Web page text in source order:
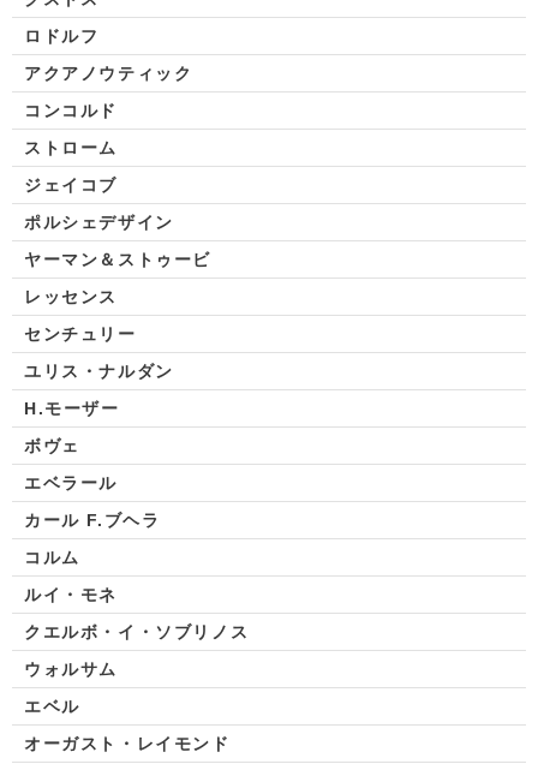
ロドルフ
アクアノウティック
コンコルド
ストローム
ジェイコブ
ポルシェデザイン
ヤーマン＆ストゥービ
レッセンス
センチュリー
ユリス・ナルダン
H.モーザー
ボヴェ
エベラール
カール F.ブヘラ
コルム
ルイ・モネ
クエルボ・イ・ソブリノス
ウォルサム
エベル
オーガスト・レイモンド